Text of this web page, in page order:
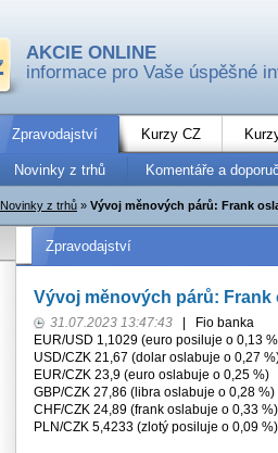
AKCIE ONLINE
informace pro Vaše úspěšné
Zpravodajství Kurzy CZ
Novinky z trhů Komentáře a
Novinky z trhů » Vývoj měnových párů: Frank
Zpravodajství
Vývoj měnových párů: Frank
31.07.2023 13:47:43
Fio banka
EUR/USD 1,1029 (euro posiluje o 0,13
USD/CZK 21,67 (dolar oslabuje o 0,27
EUR/CZK 23,9 (euro oslabuje o 0,25 %)
GBP/CZK 27,86 (libra oslabuje o 0,28 %)
CHF/CZK 24,89 (frank oslabuje o 0,33 %)
PLN/CZK 5,4233 (zlotý posiluje o 0,09 %)